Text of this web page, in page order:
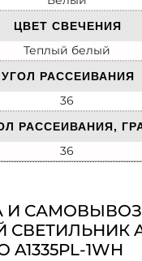
ЦВЕТ СВЕЧЕНИЯ
Теплый белый
УГОЛ РАССЕИВАНИЯ
36
РАССЕИВАНИЯ,
36
И
A1335PL-1WH